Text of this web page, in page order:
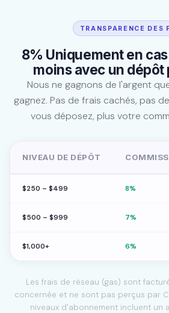
TRANSPARENCE DES
8% Uniquement en
moins avec un dépôt
Nous ne gagnons de l'argent
gagnez. Pas de frais cachés, pas
vous déposez, plus votre
NIVEAU DE DÉPÔT
$250 – $499 8%
$500 – $999 7%
$1,000+ 6%
Les frais de réseau (gas) sont
concernée et ne sont pas perçus par
niveaux d'abonnement incluent un